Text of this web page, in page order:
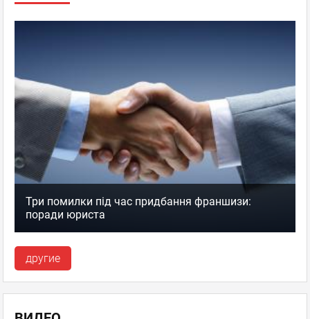
Три помилки під час придбання франшизи:
поради юриста
другие